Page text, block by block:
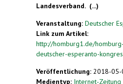
Landesverband. (...)
Veranstaltung: Deutscher
Link zum Artikel:
http://homburg1.de/
deutscher-esperanto-
Veröffentlichung: 2018-05-
Medientyp: Internet-Zeitung